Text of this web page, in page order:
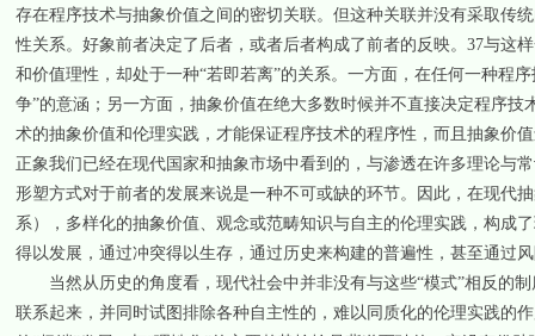
存在程序技术与抽象价值之间的密切关联。但这种关联并没有采取传
性关系。好象前者决定了后者，或者后者构成了前者的反映。37与这
和价值理性，却处于一种“若即若离”的关系。一方面，在任何一种程
争”的意涵；另一方面，抽象价值在绝大多数时候并不直接决定程序
术的抽象价值和伦理实践，才能保证程序技术的程序性，而且抽象价
正象我们已经在现代国家和抽象市场中看到的，与渗透在许多理论与
形塑方式对于前者的发展来说是一种不可或缺的环节。因此，在现代
系），多样化的抽象价值、观念或范畴知识与自主的伦理实践，构成
得以发展，通过冲突得以生存，通过历史来构建的普遍性，甚至通过
当然从历史的角度看，现代社会中并非没有与这些“模式”相反的制
联系起来，并同时试图排除各种自主性的，难以同质化的伦理实践的